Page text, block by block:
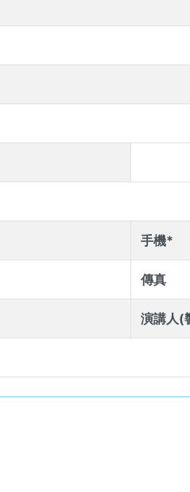
手機*
傳真
演講人(